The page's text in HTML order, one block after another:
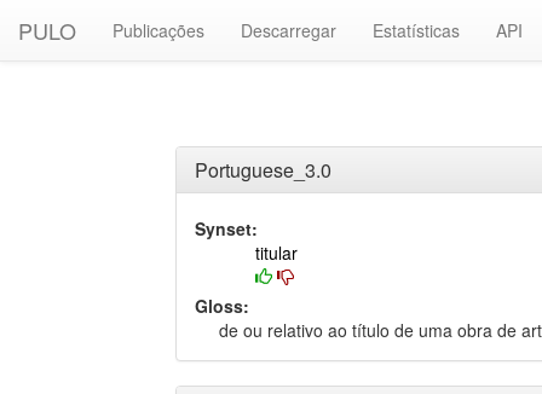
PULO Publicações Descarregar Estatísticas API
Portuguese_3.0
Synset:
titular
Gloss:
de ou relativo ao título de uma obra de